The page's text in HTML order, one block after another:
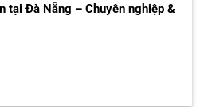
tại Đà Nẵng – Chuyên nghiệp &